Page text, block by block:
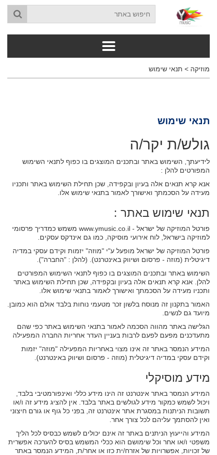
מוזיקה > תנאי שימוש
תנאי שימוש
גולש/ת יקר/ה
לידיעתך, השימוש באתר ובתכנים המוצגים בו כפוף לתנאי השימוש
המפורטים להלן :
אנא קרא תנאים אלה בעיון ובקפידה, שכן תחילת השימוש באתר ותכניו
מעידה על הסכמתך ואישורך לאמור בתנאי שימוש אלו.
תנאי שימוש באתר :
פורטל המוזיקה של ישראל - www.ymusic.co.il משמש כמדריך פרסומי
למוזיקה בישראל, לוח אירועי מוסיקה, כמו גם אינדקס עסקים.
פורטל המוזיקה של ישראל מופעל ע"י "מוזה" יזמות וקידם עסקי במדיה
דיגיטלית (מוזה - פרסום ושיווק באינטרנט). (להלן : "החברה").
השימוש באתר ובתכנים המוצגים בו כפוף לתנאי השימוש המפורטים
להלן. אנא קרא תנאים אלה בעיון ובקפידה, שכן תחילת השימוש באתר
ותכניו מעידה על הסכמתך ואישורך לאמור בתנאי שימוש אלו.
האמור בתקנון זה מנוסח בלשון זכר מטעמי נוחות בלבד אולם הוא כמובן.
מיועד גם לנשים.
הגלישה באתר מהווה הסכמה לאמור בתנאי השימוש באתר כפי שהם
מתעדכנים מפעם לפעם לרבות בעניין העדר אחריות החברה המפעילה
המידע הנמסר באתר זה אינו מצוי באחריות המפעילה "מוזה" יזמות
וקידם עסקי במדיה דיגיטלית (מוזה - פרסום ושיווק באינטרנט).
מידע מוסיקלי
המידע הנמסר באתר אינטרנט זה הינו מידע כללי ואינפורמטיבי בלבד,
ויכול לשמש כמקור מידע לגולשים באתר בלבד. אין להציג מידע זה ו/או
תשובות הניתנות במסגרת אתר אינטרנט זה, בפני כל גוף או גורם חיצוני
ואין להסתמך עליהם לכל צורך אחר.
המידע והייעוץ הניתנים באתר זה אינם יכולים לשמש כבסיס לכל הליך
משפטי ו/או אחר וכל שימושם הוא ככלי המשמש בסיס להערכה אפשרית
של זכויות, אפשרויות של אזרח/ית כזו או אחר/ת, המידע הנמסר באתר